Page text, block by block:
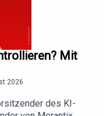
dass diese wieder
decisions.
Mit
2026
des KI-